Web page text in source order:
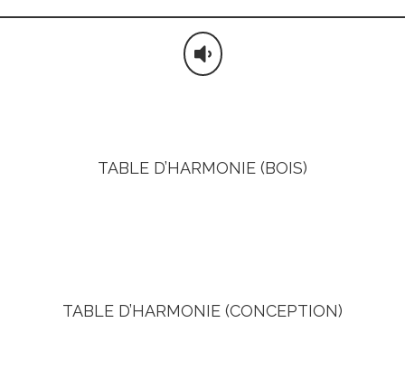

TABLE D’HARMONIE (BOIS)
TABLE D’HARMONIE (CONCEPTION)